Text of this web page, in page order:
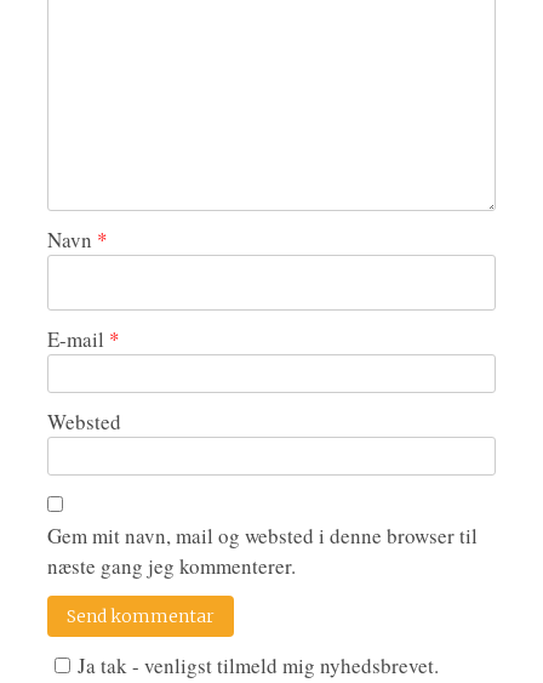
Navn *
E-mail *
Websted
Gem mit navn, mail og websted i denne browser til
næste gang jeg kommenterer.
Ja tak - venligst tilmeld mig nyhedsbrevet.